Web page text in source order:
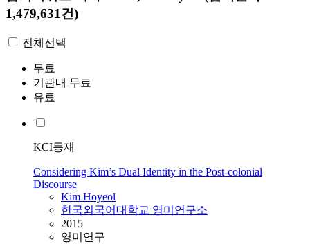
1,479,631건)
전체선택
무료
기관내 무료
유료
KCI등재
Considering Kim’s Dual Identity in the Post-colonial
Discourse
Kim Hoyeol
한국외국어대학교 영미연구소
2015
영미연구